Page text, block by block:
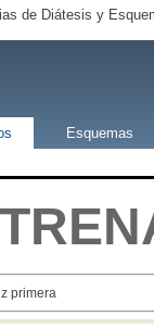
de Diátesis y
Esquemas
primera